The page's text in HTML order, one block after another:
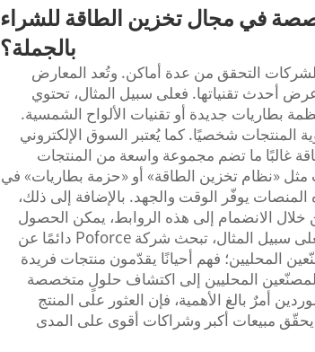
في مجال تخزين الطاقة للشراء
بالجملة؟
التحقق من عدة أماكن. وتُعد المعارض
أحدث تقنياتها. فعلى سبيل المثال، تحتوي
بطاريات جديدة أو تقنيات الألواح الشمسية.
المنتجات شخصيًا. كما يُعتبر السوق الإلكتروني
غالبًا ما تضم مجموعة واسعة من المنتجات
مثل «نظام تخزين الطاقة» أو «حزمة بطاريات» في
يوفّر الوقت والجهد. بالإضافة إلى ذلك،
خلال الانضمام إلى هذه الروابط، يمكن الحصول
على موارد ممتازة وفرص لتوسيع شبكة العلاقات المهنية. فعلى سبيل المثال، تبحث شركة Poforce دائمًا عن
المحليين؛ فهم أحيانًا يقدّمون منتجات فريدة
المحليين إلى اكتشاف حلولٍ متخصصة
أمرٌ بالغ الأهمية، فإن العثور على المنتج
مبيعات أكبر وشراكات أقوى على المدى